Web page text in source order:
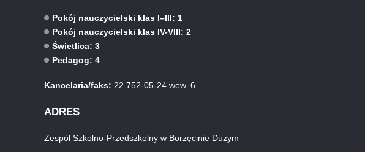
Pokój nauczycielski klas I–III: 1
Pokój nauczycielski klas IV-VIII: 2
Świetlica: 3
Pedagog: 4
Kancelaria/faks: 22 752-05-24 wew. 6
ADRES
Zespół Szkolno-Przedszkolny w Borzęcinie Dużym